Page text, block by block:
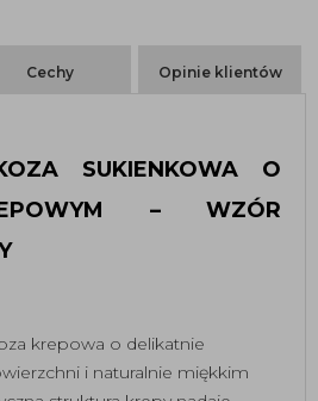
Cechy Opinie klientów
SUKIENKOWA O
– WZÓR
krepowa o delikatnie
i naturalnie miękkim